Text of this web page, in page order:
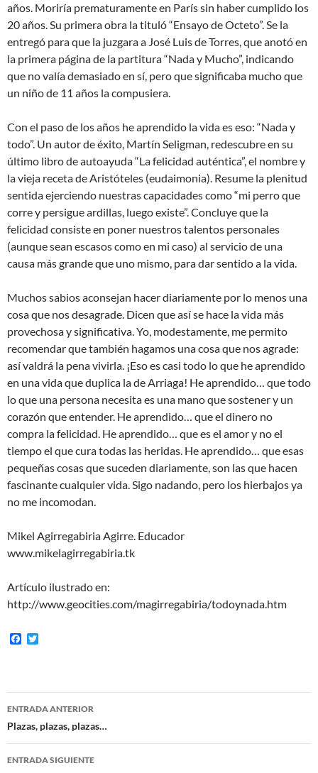
años. Moriría prematuramente en París sin haber cumplido los
20 años. Su primera obra la tituló “Ensayo de Octeto”. Se la
entregó para que la juzgara a José Luis de Torres, que anotó en
la primera página de la partitura “Nada y Mucho”, indicando
que no valía demasiado en sí, pero que significaba mucho que
un niño de 11 años la compusiera.
Con el paso de los años he aprendido la vida es eso: “Nada y
todo”. Un autor de éxito, Martín Seligman, redescubre en su
último libro de autoayuda “La felicidad auténtica”, el nombre y
la vieja receta de Aristóteles (eudaimonia). Resume la plenitud
sentida ejerciendo nuestras capacidades como “mi perro que
corre y persigue ardillas, luego existe”. Concluye que la
felicidad consiste en poner nuestros talentos personales
(aunque sean escasos como en mi caso) al servicio de una
causa más grande que uno mismo, para dar sentido a la vida.
Muchos sabios aconsejan hacer diariamente por lo menos una
cosa que nos desagrade. Dicen que así se hace la vida más
provechosa y significativa. Yo, modestamente, me permito
recomendar que también hagamos una cosa que nos agrade:
así valdrá la pena vivirla. ¡Eso es casi todo lo que he aprendido
en una vida que duplica la de Arriaga! He aprendido… que todo
lo que una persona necesita es una mano que sostener y un
corazón que entender. He aprendido… que el dinero no
compra la felicidad. He aprendido… que es el amor y no el
tiempo el que cura todas las heridas. He aprendido… que esas
pequeñas cosas que suceden diariamente, son las que hacen
fascinante cualquier vida. Sigo nadando, pero los hierbajos ya
no me incomodan.
Mikel Agirregabiria Agirre. Educador
www.mikelagirregabiria.tk
Artículo ilustrado en:
http://www.geocities.com/magirregabiria/todoynada.htm
F
o
o
e
r
Navegación
de
entradas
ENTRADA ANTERIOR
Plazas, plazas, plazas…
ENTRADA SIGUIENTE